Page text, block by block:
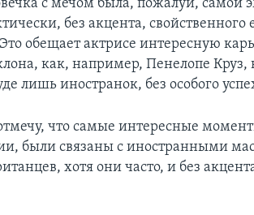
с мечом была, пожалуй, самой
без акцента, свойственного
обещает актрисе интересную
как, например, Пенелопе Круз,
лишь иностранок, без особого
что самые интересные
были связаны с иностранными
хотя они часто, и без